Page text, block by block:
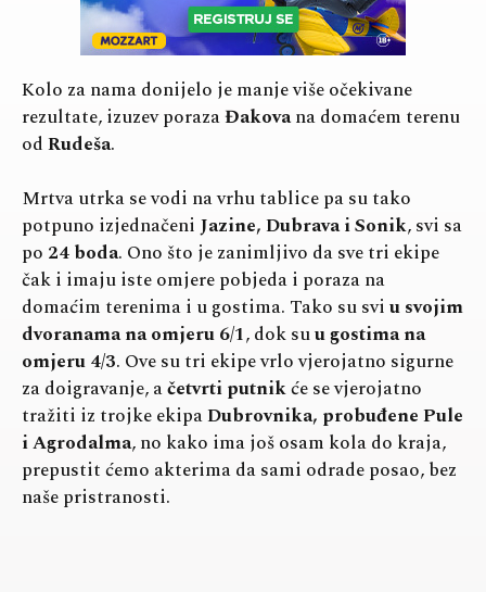
Kolo za nama donijelo je manje više očekivane
rezultate, izuzev porazaĐakovana domaćem terenu
odRudeša.
Mrtva utrka se vodi na vrhu tablice pa su tako
potpuno izjednačeni Jazine, Dubrava i Sonik, svi sa
po 24 boda. Ono što je zanimljivo da sve tri ekipe
čak i imaju iste omjere pobjeda i poraza na
domaćim terenima i u gostima. Tako su sviu svojim
dvoranama na omjeru 6/1, dok suu gostima na
omjeru 4/3. Ove su tri ekipe vrlo vjerojatno sigurne
za doigravanje, ačetvrti putnikće se vjerojatno
tražiti iz trojke ekipaDubrovnika, probuđene Pule
i Agrodalma, no kako ima još osam kola do kraja,
prepustit ćemo akterima da sami odrade posao, bez
naše pristranosti.